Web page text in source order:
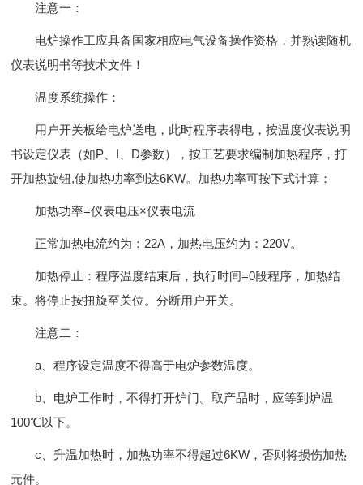
注意一：
电炉操作工应具备国家相应电气设备操作资格，并熟读随机
仪表说明书等技术文件！
温度系统操作：
用户开关板给电炉送电，此时程序表得电，按温度仪表说明
书设定仪表（如P、I、D参数），按工艺要求编制加热程序，打
开加热旋钮,使加热功率到达6KW。加热功率可按下式计算：
加热功率=仪表电压×仪表电流
正常加热电流约为：22A，加热电压约为：220V。
加热停止：程序温度结束后，执行时间=0段程序，加热结
束。将停止按扭旋至关位。分断用户开关。
注意二：
a、程序设定温度不得高于电炉参数温度。
b、电炉工作时，不得打开炉门。取产品时，应等到炉温
100℃以下。
c、升温加热时，加热功率不得超过6KW，否则将损伤加热
元件。